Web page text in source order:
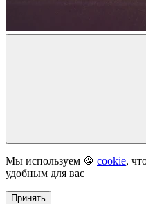
Мы используем 🍪 cookie,
удобным для вас
Принять